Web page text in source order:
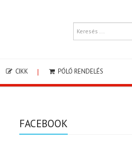
CIKK PÓLÓ RENDELÉS
FACEBOOK